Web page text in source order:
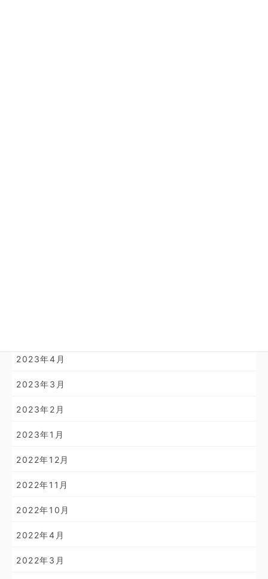
2023年4月
2023年3月
2023年2月
2023年1月
2022年12月
2022年11月
2022年10月
2022年4月
2022年3月